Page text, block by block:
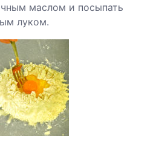
маслом и посыпать
луком.